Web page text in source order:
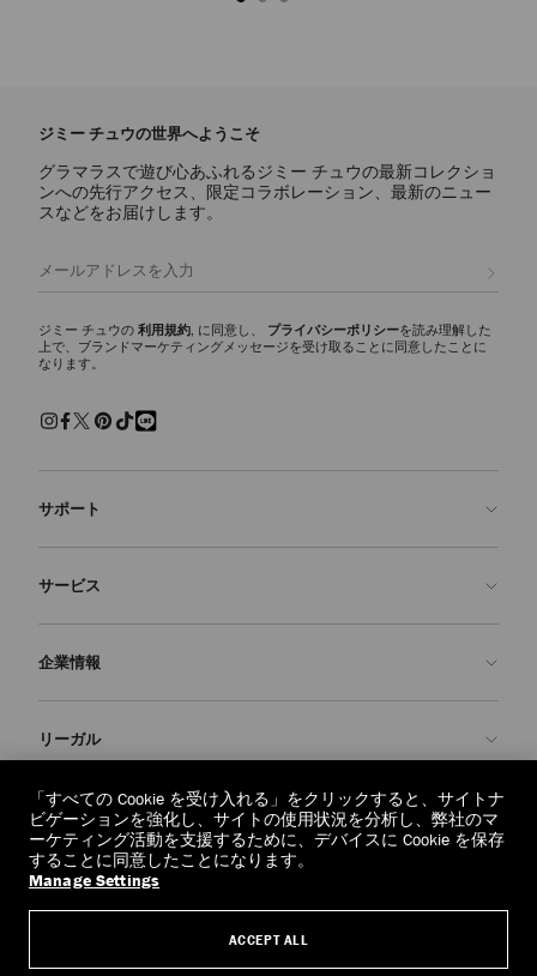
ジミー チュウの世界へようこそ
グラマラスで遊び心あふれるジミー チュウの最新コレクショ
ンへの先行アクセス、限定コラボレーション、最新のニュー
スなどをお届けします。
ジミー チュウの 利用規約, に同意し、 プライバシーポリシーを読み理解した
上で、ブランドマーケティングメッセージを受け取ることに同意したことに
なります。
サポート
よくあるご質問
返品を申請
配送
交換・返品
サービス
Made-to-Order
保証
企業情報
ブランドの歴史
JC World
社会への貢献
私たちの責任
クラフツマンシップ
リーガル
プライバシーポリシー
利用規約
忘れられる権利
個人情報開示請求フォーム
regionselector.country. (€)
「すべての Cookie を受け入れる」をクリックすると、サイトナ
ビゲーションを強化し、サイトの使用状況を分析し、弊社のマ
ーケティング活動を支援するために、デバイスに Cookie を保存
することに同意したことになります。
Manage Settings
ACCEPT ALL